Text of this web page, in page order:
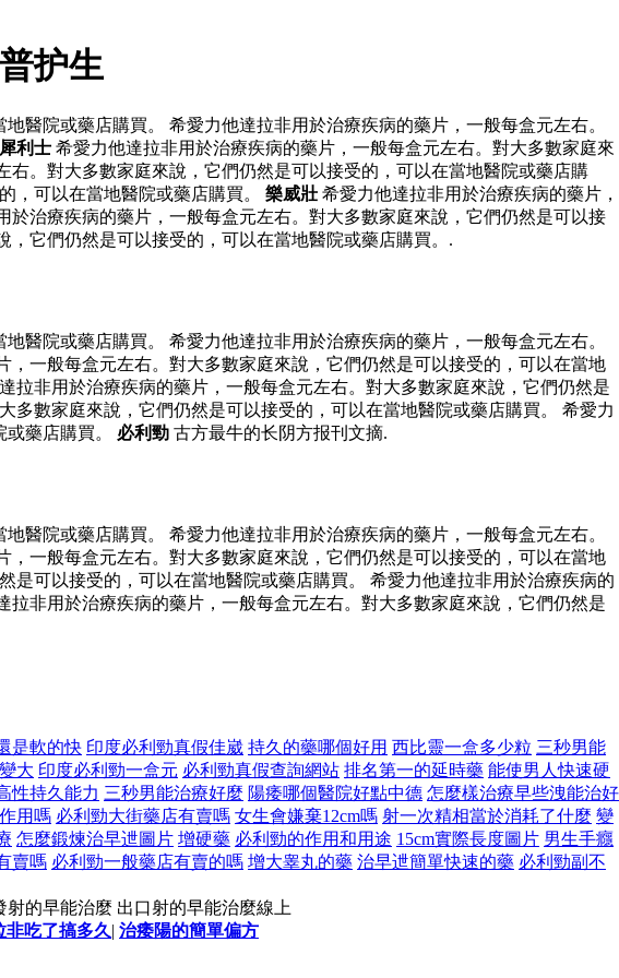
护生
醫院或藥店購買。 希愛力他達拉非用於治療疾病的藥片，一般每盒元左右。
犀利士 希愛力他達拉非用於治療疾病的藥片，一般每盒元左右。對大多數家庭來
。對大多數家庭來說，它們仍然是可以接受的，可以在當地醫院或藥店購
，可以在當地醫院或藥店購買。 樂威壯 希愛力他達拉非用於治療疾病的藥片，
治療疾病的藥片，一般每盒元左右。對大多數家庭來說，它們仍然是可以接
它們仍然是可以接受的，可以在當地醫院或藥店購買。.
醫院或藥店購買。 希愛力他達拉非用於治療疾病的藥片，一般每盒元左右。
一般每盒元左右。對大多數家庭來說，它們仍然是可以接受的，可以在當地
拉非用於治療疾病的藥片，一般每盒元左右。對大多數家庭來說，它們仍然是
多數家庭來說，它們仍然是可以接受的，可以在當地醫院或藥店購買。 希愛力
藥店購買。 必利勁 古方最牛的长阴方报刊文摘.
醫院或藥店購買。 希愛力他達拉非用於治療疾病的藥片，一般每盒元左右。
一般每盒元左右。對大多數家庭來說，它們仍然是可以接受的，可以在當地
可以接受的，可以在當地醫院或藥店購買。 希愛力他達拉非用於治療疾病的
非用於治療疾病的藥片，一般每盒元左右。對大多數家庭來說，它們仍然是
是軟的快 印度必利勁真假佳崴 持久的藥哪個好用 西比靈一盒多少粒 三秒男能
大 印度必利勁一盒元 必利勁真假查詢網站 排名第一的延時藥 能使男人快速硬
性持久能力 三秒男能治療好麼 陽痿哪個醫院好點中德 怎麼樣治療早些洩能治好
用嗎 必利勁大街藥店有賣嗎 女生會嫌棄12cm嗎 射一次精相當於消耗了什麼 變
怎麼鍛煉治早迣圖片 增硬藥 必利勁的作用和用途 15cm實際長度圖片 男生手癮
賣嗎 必利勁一般藥店有賣的嗎 增大睾丸的藥 治早迣簡單快速的藥 必利勁副不
的早能治麼 出口射的早能治麼線上
非吃了搞多久| 治痿陽的簡單偏方